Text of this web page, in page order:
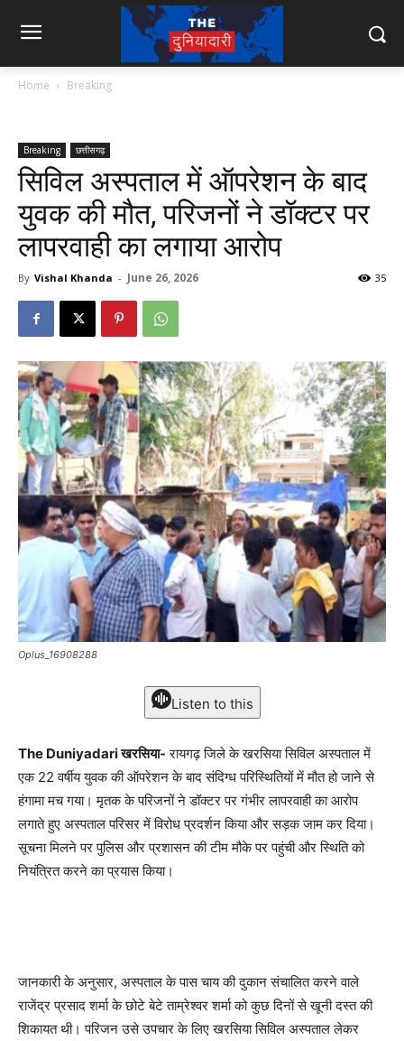
Home Breaking
Breaking छत्तीसगढ़
सिविल अस्पताल में ऑपरेशन के बाद
युवक की मौत, परिजनों ने डॉक्टर पर
लापरवाही का लगाया आरोप
By Vishal Khanda - June 26, 2026 35
Oplus_16908288
Listen to this
The Duniyadari खरसिया- रायगढ़ जिले के खरसिया सिविल अस्पताल में
एक 22 वर्षीय युवक की ऑपरेशन के बाद संदिग्ध परिस्थितियों में मौत हो जाने से
हंगामा मच गया। मृतक के परिजनों ने डॉक्टर पर गंभीर लापरवाही का आरोप
लगाते हुए अस्पताल परिसर में विरोध प्रदर्शन किया और सड़क जाम कर दिया।
सूचना मिलने पर पुलिस और प्रशासन की टीम मौके पर पहुंची और स्थिति को
नियंत्रित करने का प्रयास किया।
जानकारी के अनुसार, अस्पताल के पास चाय की दुकान संचालित करने वाले
राजेंद्र प्रसाद शर्मा के छोटे बेटे ताम्रेश्वर शर्मा को कुछ दिनों से खूनी दस्त की
शिकायत थी। परिजन उसे उपचार के लिए खरसिया सिविल अस्पताल लेकर